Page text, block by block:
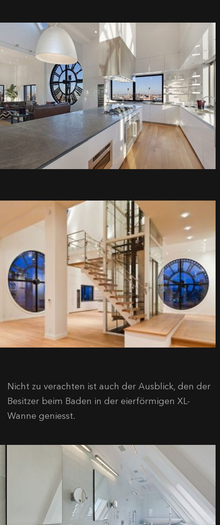
Nicht zu verachten ist auch der Ausblick, den der
Besitzer beim Baden in der eierförmigen XL-
Wanne geniesst.